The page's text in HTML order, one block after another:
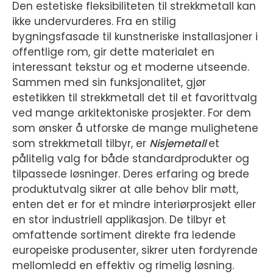
Den estetiske fleksibiliteten til strekkmetall kan
ikke undervurderes. Fra en stilig
bygningsfasade til kunstneriske installasjoner i
offentlige rom, gir dette materialet en
interessant tekstur og et moderne utseende.
Sammen med sin funksjonalitet, gjør
estetikken til strekkmetall det til et favorittvalg
ved mange arkitektoniske prosjekter. For dem
som ønsker å utforske de mange mulighetene
som strekkmetall tilbyr, er Nisjemetall et
pålitelig valg for både standardprodukter og
tilpassede løsninger. Deres erfaring og brede
produktutvalg sikrer at alle behov blir møtt,
enten det er for et mindre interiørprosjekt eller
en stor industriell applikasjon. De tilbyr et
omfattende sortiment direkte fra ledende
europeiske produsenter, sikrer uten fordyrende
mellomledd en effektiv og rimelig løsning.